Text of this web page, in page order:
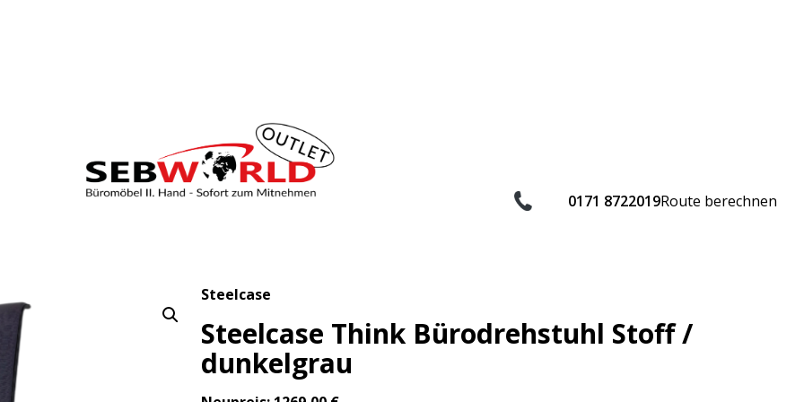
0171 8722019Route berechnen
Steelcase
Steelcase Think Bürodrehstuhl Stoff /
dunkelgrau